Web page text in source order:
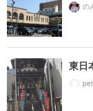
の
東日